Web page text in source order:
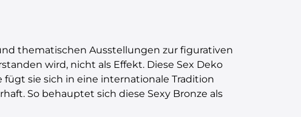
thematischen Ausstellungen zur figurativen
wird, nicht als Effekt. Diese Sex Deko
sie sich in eine internationale Tradition
So behauptet sich diese Sexy Bronze als